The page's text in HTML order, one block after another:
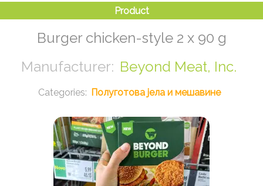
Burger chicken-style 2 x 90 g
Beyond Meat, Inc.
Полуготова јела и мешавине